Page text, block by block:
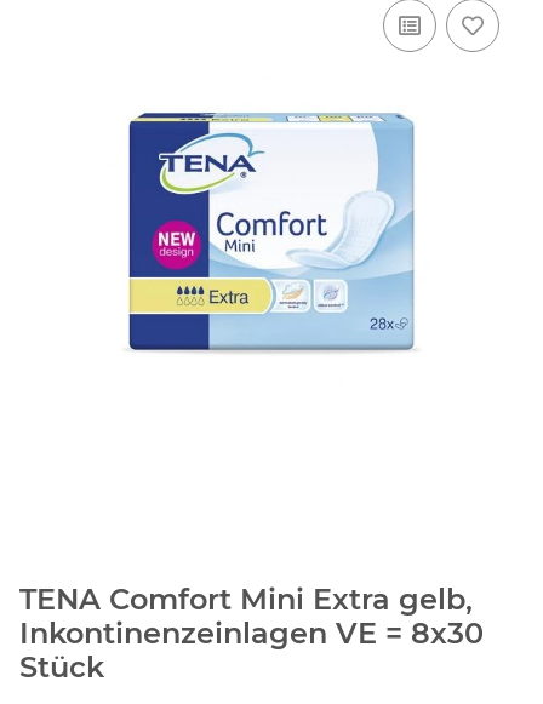
TENA Comfort Mini Extra gelb,
Inkontinenzeinlagen VE = 8x30
Stück